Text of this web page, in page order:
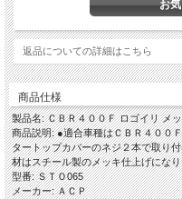
返品についての詳細はこちら
商品仕様
製品名: ＣＢＲ４００Ｆ ロゴイリ メ
商品説明: ●適合車種はＣＢＲ４００
タートップカバーのネジ２本で取り
材はスチール製のメッキ仕上げにな
型番: ＳＴＯ065
メーカー: ＡＣＰ